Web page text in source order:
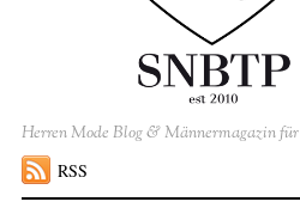
Herren Mode Blog & Männermagazin
RSS